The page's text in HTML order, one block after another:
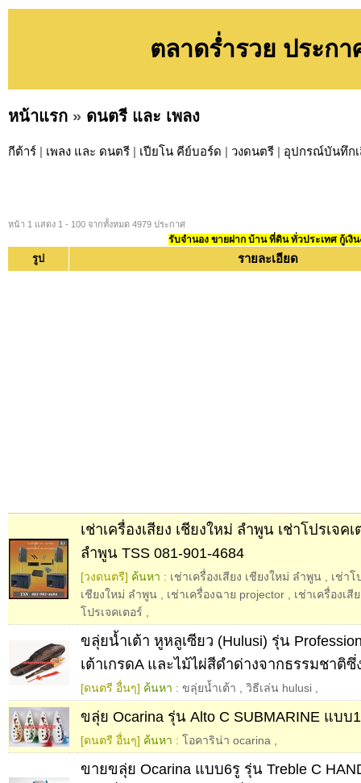
ตลาดร่ำรวย ประก
หน้าแรก » ดนตรี และ เพลง
กีต้าร์ | เพลง และ ดนตรี | เปียโน คีย์บอร์ด | วงดนตรี | อุปกรณ์บันทึกเ
หน้า 1 แสดง 1 - 100 จากทั้งหมด 4979 ประกาศ
รับจำนอง ขายฝาก บ้าน ที่ดิน ทั่วประเทศ กู้เงิ
รูป รายละเอียด
เช่าเครื่องเสียง เชียงใหม่ ลำพูน เช่าโปรเจค
ลำพูน TSS 081-901-4684
[วงดนตรี] ค้นหา : เช่าเครื่องเสียง เชียงใหม่ ลำพูน
เช่าโ
เชียงใหม่ ลำพูน
เช่าเครื่องฉาย projector
เช่าเครื่องเสี
โปรเจคเตอร์
ขลุ่ยน้ำเต้า หูหลูเซียว (Hulusi) รุ่น
เต้าเกรดA และไม้ไผ่สีดำด่างจากธรรมชาติ
[ดนตรี อื่นๆ] ค้นหา : ขลุ่ยน้ำเต้า วิธีเล่น hulusi
ขลุ่ย Ocarina รุ่น Alto C SUBMARINE แบบ
[ดนตรี อื่นๆ] ค้นหา : โอคาริน่า ocarina
ขายขลุ่ย Ocarina แบบ6รู รุ่น Treble C